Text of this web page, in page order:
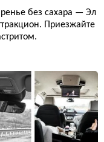
без сахара — Эл
Приезжайте